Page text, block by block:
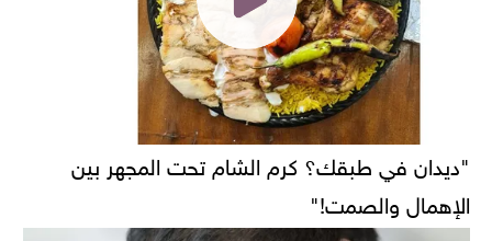
"ديدان في طبقك؟ كرم الشام تحت المجهر بين
الإهمال والصمت!"